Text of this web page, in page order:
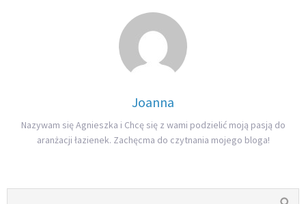
Joanna
Nazywam się Agnieszka i Chcę się z wami podzielić moją pasją do
aranżacji łazienek. Zachęcma do czytnania mojego bloga!